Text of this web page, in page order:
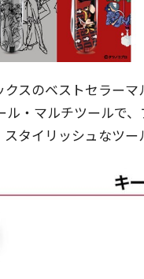
スのベストセラーマ
ル・マルチツールで
タイリッシュなツー